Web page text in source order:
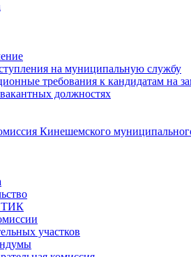
на муниципальную службу
требования к кандидатам на
должностях
Кинешемского
ТИК
участков